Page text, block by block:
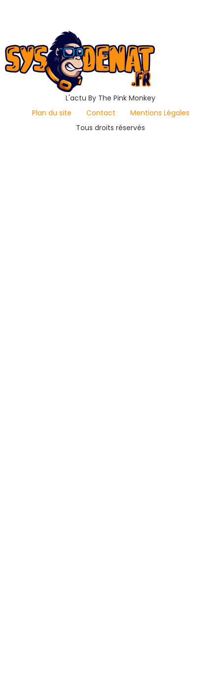
L'actu By The Pink Monkey
Plan du site
Contact
Mentions Légales
Tous droits réservés